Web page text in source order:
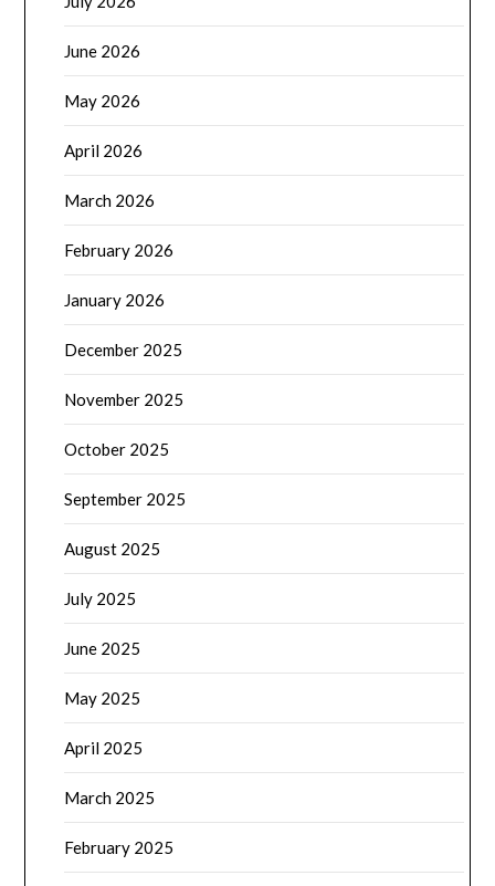
June 2026
May 2026
April 2026
March 2026
February 2026
January 2026
December 2025
November 2025
October 2025
September 2025
August 2025
July 2025
June 2025
May 2025
April 2025
March 2025
February 2025